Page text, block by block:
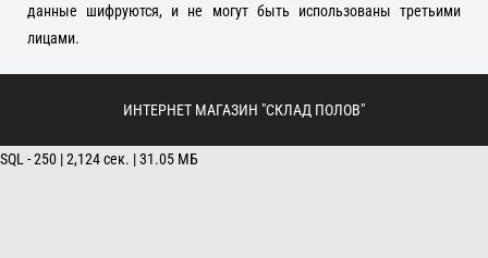
данные шифруются, и не могут быть использованы третьими
лицами.
ИНТЕРНЕТ МАГАЗИН "СКЛАД ПОЛОВ"
SQL - 250 | 2,124 сек. | 31.05 МБ